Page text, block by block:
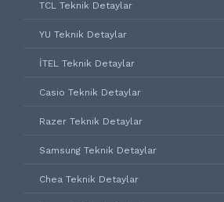
TCL Teknik Detaylar
YU Teknik Detaylar
İTEL Teknik Detaylar
Casio Teknik Detaylar
Razer Teknik Detaylar
Samsung Teknik Detaylar
Chea Teknik Detaylar